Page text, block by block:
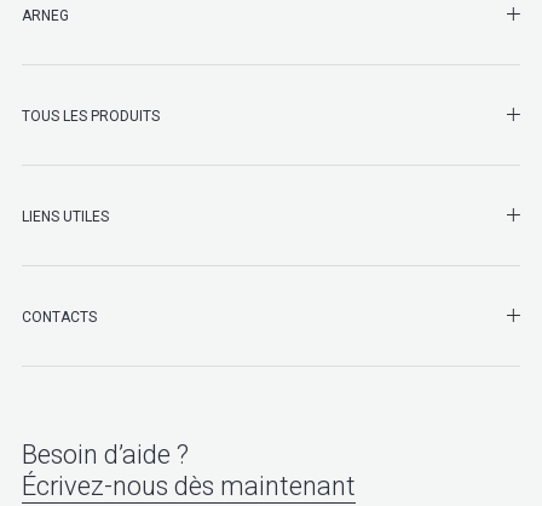
ARNEG
TOUS LES PRODUITS
LIENS UTILES
CONTACTS
Besoin d’aide ?
Écrivez-nous dès maintenant